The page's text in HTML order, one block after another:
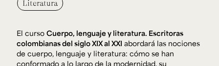
Literatura
El curso Cuerpo, lenguaje y literatura. Escritoras
colombianas del siglo XIX al XXI abordará las nociones
de cuerpo, lenguaje y literatura: cómo se han
conformado a lo largo de la modernidad, su